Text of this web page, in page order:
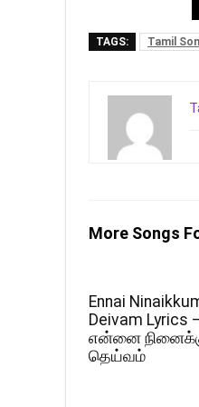
TAGS: Tamil
More Songs
Ennai
Deivam Lyrics
என்னை
தெய்வம்